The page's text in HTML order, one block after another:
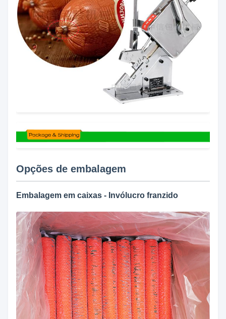
Opções de embalagem
Embalagem em caixas - Invólucro franzido